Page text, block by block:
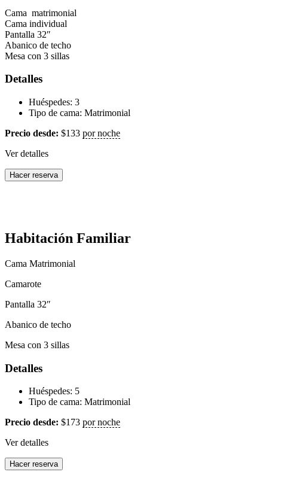
Cama matrimonial
Cama individual
Pantalla 32″
Abanico de techo
Mesa con 3 sillas
Detalles
Huéspedes: 3
Tipo de cama: Matrimonial
Precio desde: $133 por noche
Ver detalles
Hacer reserva
Habitación Familiar
Cama Matrimonial
Camarote
Pantalla 32″
Abanico de techo
Mesa con 3 sillas
Detalles
Huéspedes: 5
Tipo de cama: Matrimonial
Precio desde: $173 por noche
Ver detalles
Hacer reserva